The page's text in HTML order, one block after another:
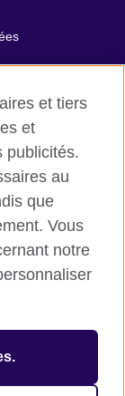
l’agence
de l’éducation
société par
inscrite en
473. Adresse :
British Council
(Ecosse).
1JQ,
et tiers
et
publicités.
au
que
Vous
notre